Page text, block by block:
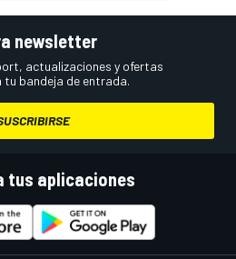
newsletter
actualizaciones y ofertas
tu bandeja de entrada.
tus aplicaciones